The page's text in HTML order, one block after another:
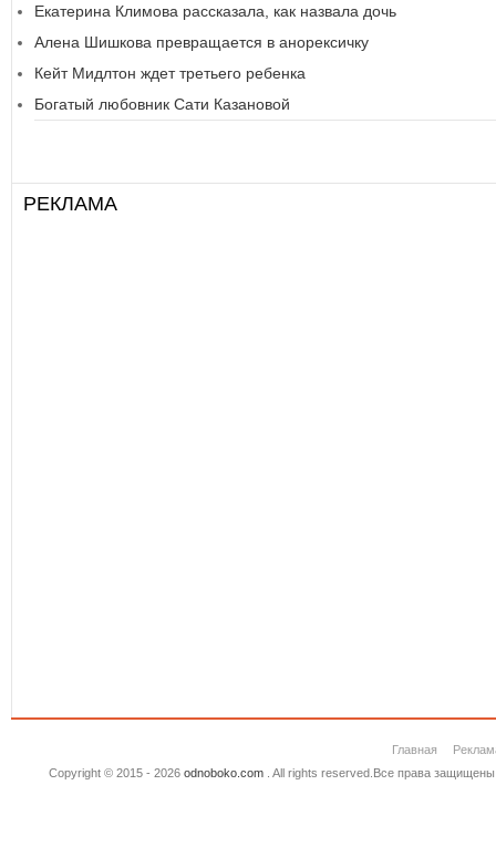
Екатерина Климова рассказала, как назвала дочь
Алена Шишкова превращается в анорексичку
Кейт Мидлтон ждет третьего ребенка
Богатый любовник Сати Казановой
РЕКЛАМА
Главная
Copyright © 2015 - 2026 odnoboko.com. All rights reserved.Все права защищены.